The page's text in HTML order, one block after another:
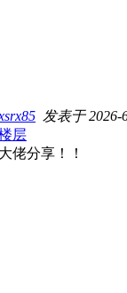
发表于 2026-
层
佬分享！！